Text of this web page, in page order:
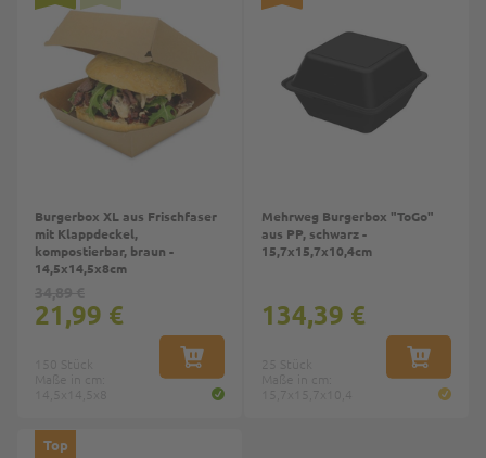
Burgerbox XL aus Frischfaser
mit Klappdeckel,
kompostierbar, braun -
14,5x14,5x8cm
IN DEN WARENKORB
21,99 €
Mehrweg Burgerbox "ToGo"
aus PP, schwarz -
15,7x15,7x10,4cm
IN DEN
134,39 €
Top